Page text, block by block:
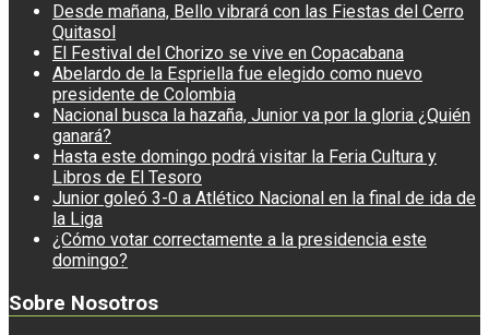
Desde mañana, Bello vibrará con las Fiestas del Cerro
Quitasol
El Festival del Chorizo se vive en Copacabana
Abelardo de la Espriella fue elegido como nuevo
presidente de Colombia
Nacional busca la hazaña, Junior va por la gloria ¿Quién
ganará?
Hasta este domingo podrá visitar la Feria Cultura y
Libros de El Tesoro
Junior goleó 3-0 a Atlético Nacional en la final de ida de
la Liga
¿Cómo votar correctamente a la presidencia este
domingo?
Sobre Nosotros